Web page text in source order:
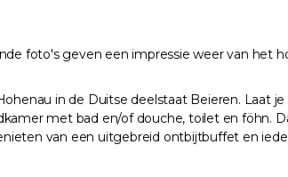
foto's geven een impressie weer van het
in de Duitse deelstaat Beieren. Laat
met bad en/of douche, toilet en föhn.
van een uitgebreid ontbijtbuffet en